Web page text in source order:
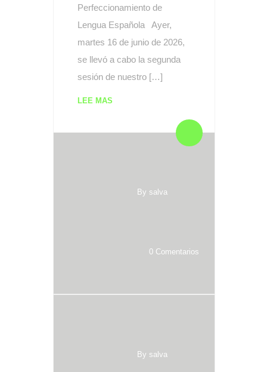
Perfeccionamiento de
Lengua Española Ayer,
martes 16 de junio de 2026,
se llevó a cabo la segunda
sesión de nuestro […]
LEE MAS
By salva
0 Comentarios
By salva